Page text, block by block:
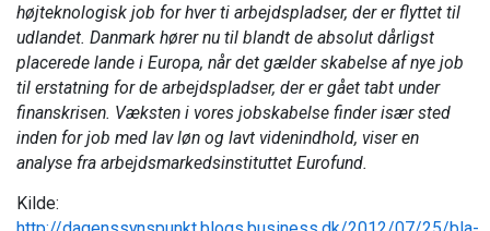
højteknologisk job for hver ti arbejdspladser, der er flyttet til
udlandet. Danmark hører nu til blandt de absolut dårligst
placerede lande i Europa, når det gælder skabelse af nye job
til erstatning for de arbejdspladser, der er gået tabt under
finanskrisen. Væksten i vores jobskabelse finder især sted
inden for job med lav løn og lavt videnindhold, viser en
analyse fra arbejdsmarkedsinstituttet Eurofund.
Kilde: